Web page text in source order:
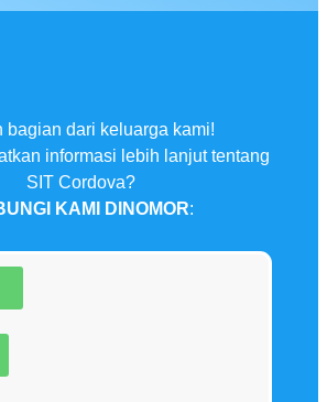
bagian dari keluarga kami!
informasi lebih lanjut tentang
SIT Cordova?
KAMI DINOMOR: